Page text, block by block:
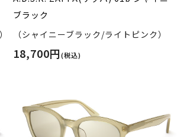
ブラック
（シャイニーブラック/ライトピンク）
18,700円(税込)